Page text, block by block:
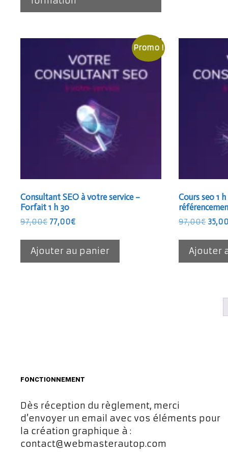
Promo !
Consultant SEO à votre service –
Forfait 1 h 30
97,00€ Le
initial
était :
97,00€.
77,00€Le
actuel
est :
77,00€.
Ajouter au panier
Cours seo 1
97,00€ Le
était
35,00
Ajouter
FONCTIONNEMENT
Dès réception du règlement, merci
d’envoyer un email avec vos éléments pour
la création graphique à :
contact@webmasterautop.com